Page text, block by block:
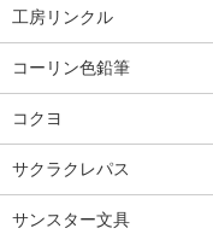
工房リンクル
コーリン色鉛筆
コクヨ
サクラクレパス
サンスター文具